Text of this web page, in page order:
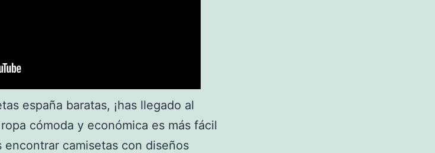
españa baratas, ¡has llegado al
cómoda y económica es más fácil
camisetas con diseños